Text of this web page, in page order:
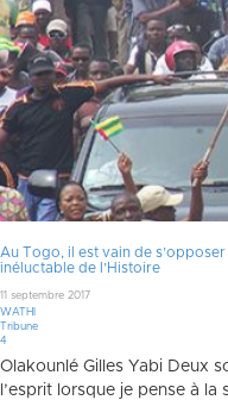
Au Togo, il est vain de
inéluctable de l’Histoire
11 septembre 2017
WATHI
Tribune
4
Olakounlé Gilles Yabi Deux
l’esprit lorsque je pense à